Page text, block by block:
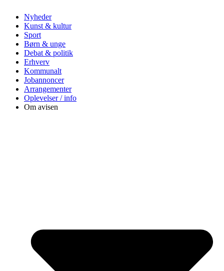
Nyheder
Kunst & kultur
Sport
Børn & unge
Debat & politik
Erhverv
Kommunalt
Jobannoncer
Arrangementer
Oplevelser / info
Om avisen